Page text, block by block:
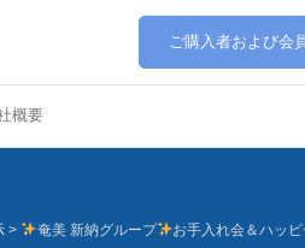
ご購入者および会
概要
> 奄美 新納グループ お手入れ会＆ハッ